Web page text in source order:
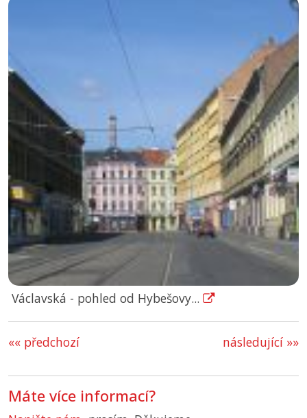
Václavská - pohled od Hybešovy...
«« předchozí následující »»
Máte více informací?